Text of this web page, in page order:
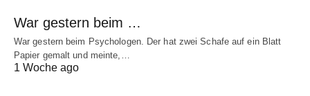
War gestern beim …
War gestern beim Psychologen. Der hat zwei Schafe auf ein Blatt
Papier gemalt und meinte,…
1 Woche ago